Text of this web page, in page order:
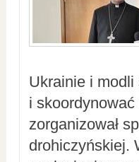
Ukrainie i
i
zorganizował
drohiczyńskiej.